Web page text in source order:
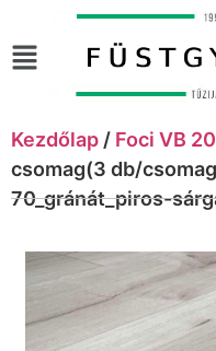
Kezdőlap / Foci VB
csomag(3 db/
70_gránát_piros-